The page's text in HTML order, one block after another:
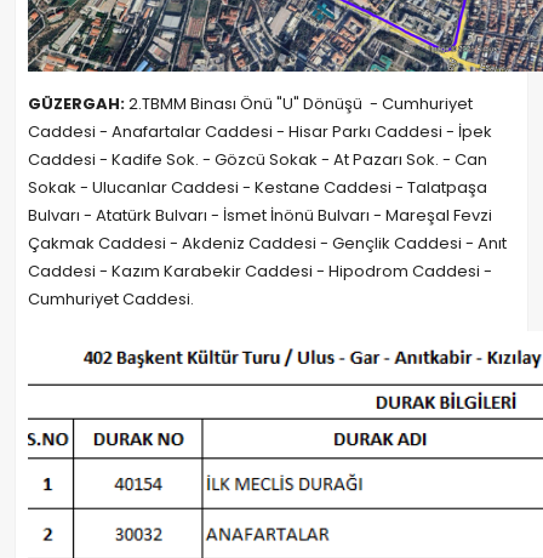
GÜZERGAH:2.TBMM Binası Önü "U" Dönüşü - Cumhuriyet
Caddesi - Anafartalar Caddesi - Hisar Parkı Caddesi - İpek
Caddesi - Kadife Sok. - Gözcü Sokak - At Pazarı Sok. - Can
Sokak - Ulucanlar Caddesi - Kestane Caddesi - Talatpaşa
Bulvarı - Atatürk Bulvarı - İsmet İnönü Bulvarı - Mareşal Fevzi
Çakmak Caddesi - Akdeniz Caddesi - Gençlik Caddesi - Anıt
Caddesi - Kazım Karabekir Caddesi - Hipodrom Caddesi -
Cumhuriyet Caddesi.